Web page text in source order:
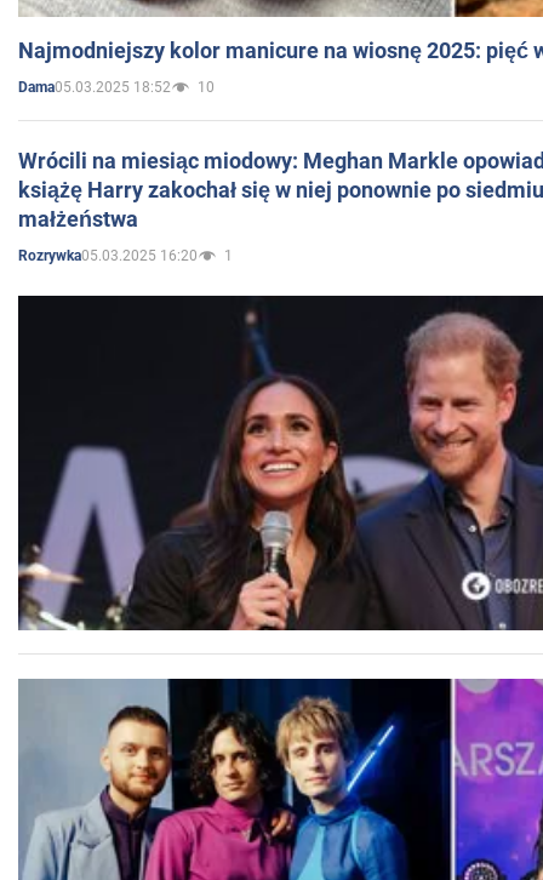
Najmodniejszy kolor manicure na wiosnę 2025: pięć
Dama05.03.2025 18:52 10
Wrócili na miesiąc miodowy: Meghan Markle
książę Harry zakochał się w niej ponownie po
małżeństwa
Rozrywka05.03.2025 16:20 1